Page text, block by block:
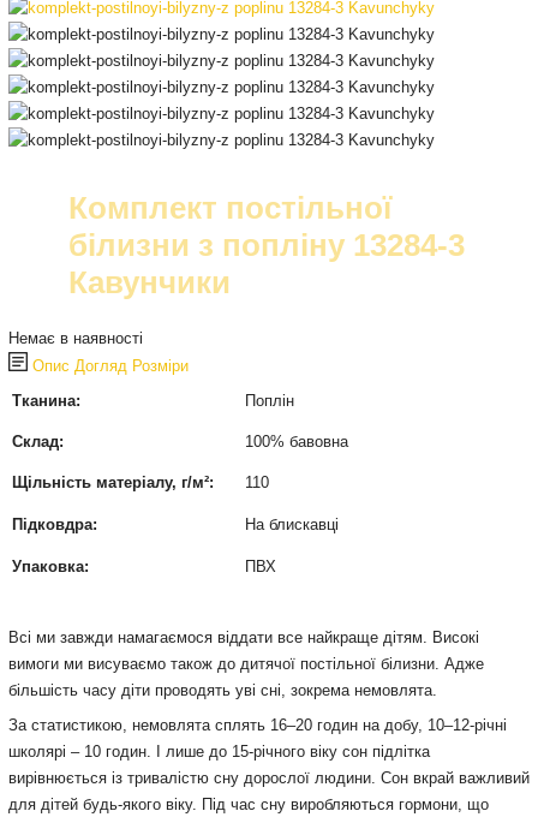
Комплект постільної
білизни з попліну 13284-3
Кавунчики
Немає в наявності
Опис Догляд Розміри
Тканина:
Поплін
Склад: 100% бавовна
Щільність матеріалу, г/м²: 110
Підковдра: На блискавці
Упаковка: ПВХ
Всі ми завжди намагаємося віддати все найкраще дітям. Високі
вимоги ми висуваємо також до дитячої постільної білизни. Адже
більшість часу діти проводять уві сні, зокрема немовлята.
За статистикою, немовлята сплять 16–20 годин на добу, 10–12-річні
школярі – 10 годин. І лише до 15-річного віку сон підлітка
вирівнюється із тривалістю сну дорослої людини. Сон вкрай важливий
для дітей будь-якого віку. Під час сну виробляються гормони, що